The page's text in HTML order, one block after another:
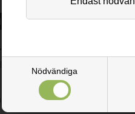
Nödvändiga
för att försegla
för inomhusbruk.